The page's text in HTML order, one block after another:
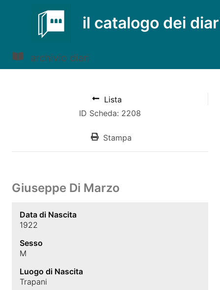
il catalogo dei
archivio diari
Lista
ID Scheda: 2208
Stampa
Giuseppe Di Marzo
Data di Nascita
1922
Sesso
M
Luogo di Nascita
Trapani